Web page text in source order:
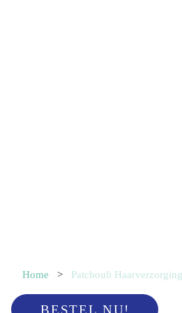
Home > Patchouli Haarverzorging